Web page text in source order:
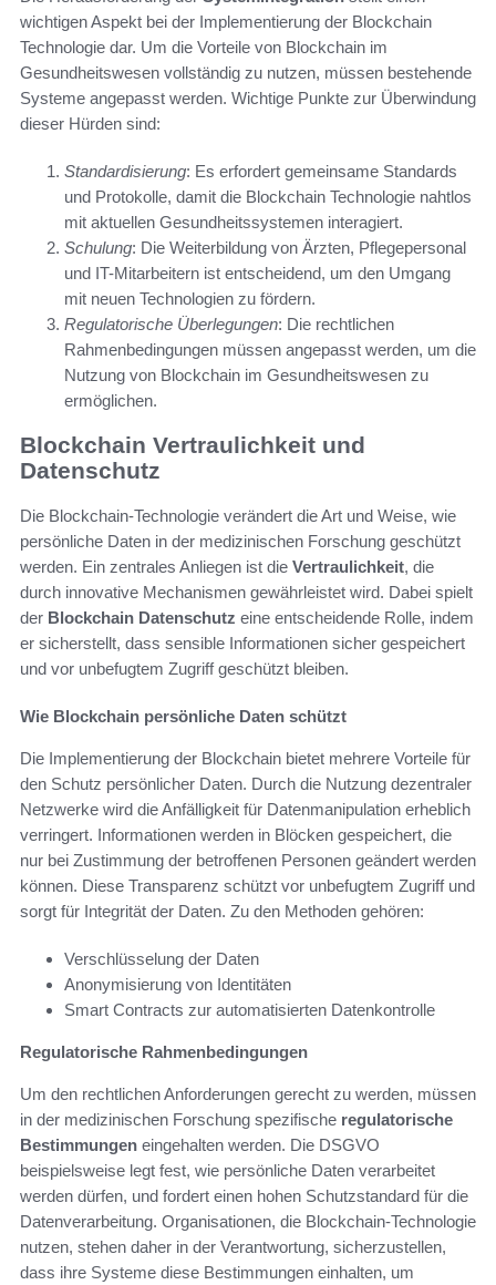
wichtigen Aspekt bei der Implementierung der Blockchain
Technologie dar. Um die Vorteile von Blockchain im
Gesundheitswesen vollständig zu nutzen, müssen bestehende
Systeme angepasst werden. Wichtige Punkte zur Überwindung
dieser Hürden sind:
Standardisierung: Es erfordert gemeinsame Standards
und Protokolle, damit die Blockchain Technologie nahtlos
mit aktuellen Gesundheitssystemen interagiert.
Schulung: Die Weiterbildung von Ärzten, Pflegepersonal
und IT-Mitarbeitern ist entscheidend, um den Umgang
mit neuen Technologien zu fördern.
Regulatorische Überlegungen: Die rechtlichen
Rahmenbedingungen müssen angepasst werden, um die
Nutzung von Blockchain im Gesundheitswesen zu
ermöglichen.
Blockchain Vertraulichkeit und
Datenschutz
Die Blockchain-Technologie verändert die Art und Weise, wie
persönliche Daten in der medizinischen Forschung geschützt
werden. Ein zentrales Anliegen ist die Vertraulichkeit, die
durch innovative Mechanismen gewährleistet wird. Dabei spielt
der Blockchain Datenschutz eine entscheidende Rolle, indem
er sicherstellt, dass sensible Informationen sicher gespeichert
und vor unbefugtem Zugriff geschützt bleiben.
Wie Blockchain persönliche Daten schützt
Die Implementierung der Blockchain bietet mehrere Vorteile für
den Schutz persönlicher Daten. Durch die Nutzung dezentraler
Netzwerke wird die Anfälligkeit für Datenmanipulation erheblich
verringert. Informationen werden in Blöcken gespeichert, die
nur bei Zustimmung der betroffenen Personen geändert werden
können. Diese Transparenz schützt vor unbefugtem Zugriff und
sorgt für Integrität der Daten. Zu den Methoden gehören:
Verschlüsselung der Daten
Anonymisierung von Identitäten
Smart Contracts zur automatisierten Datenkontrolle
Regulatorische Rahmenbedingungen
Um den rechtlichen Anforderungen gerecht zu werden, müssen
in der medizinischen Forschung spezifische regulatorische
Bestimmungen eingehalten werden. Die DSGVO
beispielsweise legt fest, wie persönliche Daten verarbeitet
werden dürfen, und fordert einen hohen Schutzstandard für die
Datenverarbeitung. Organisationen, die Blockchain-Technologie
nutzen, stehen daher in der Verantwortung, sicherzustellen,
dass ihre Systeme diese Bestimmungen einhalten, um